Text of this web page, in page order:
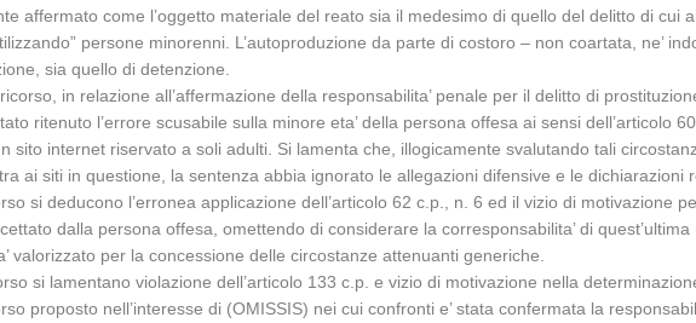
affermato come l’oggetto materiale del reato sia il medesimo di quello del delitto di cui
persone minorenni. L’autoproduzione da parte di costoro – non coartata, ne’
sia quello di detenzione.
in relazione all’affermazione della responsabilita’ penale per il delitto di
ritenuto l’errore scusabile sulla minore eta’ della persona offesa ai sensi dell’articolo
sito internet riservato a soli adulti. Si lamenta che, illogicamente svalutando tali
ai siti in questione, la sentenza abbia ignorato le allegazioni difensive e le dichiarazioni
si deducono l’erronea applicazione dell’articolo 62 c.p., n. 6 ed il vizio di motivazione
dalla persona offesa, omettendo di considerare la corresponsabilita’ di
valorizzato per la concessione delle circostanze attenuanti generiche.
si lamentano violazione dell’articolo 133 c.p. e vizio di motivazione nella
proposto nell’interesse di (OMISSIS) nei cui confronti e’ stata confermata la